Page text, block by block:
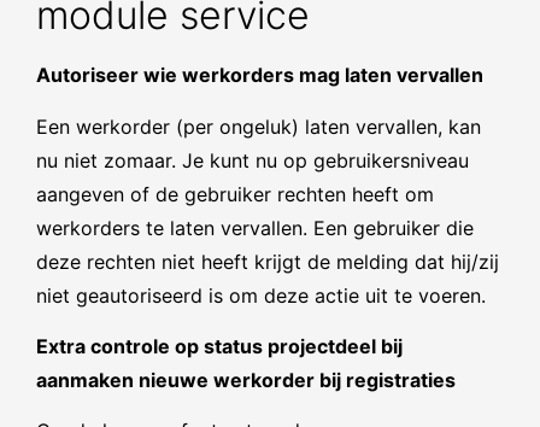
module service
Autoriseer wie werkorders mag laten vervallen
Een werkorder (per ongeluk) laten vervallen, kan
nu niet zomaar. Je kunt nu op gebruikersniveau
aangeven of de gebruiker rechten heeft om
werkorders te laten vervallen. Een gebruiker die
deze rechten niet heeft krijgt de melding dat hij/zij
niet geautoriseerd is om deze actie uit te voeren.
Extra controle op status projectdeel bij
aanmaken nieuwe werkorder bij registraties